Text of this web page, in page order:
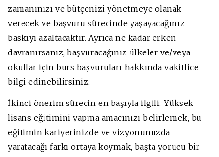
zamanınızı ve bütçenizi yönetmeye olanak
verecek ve başvuru sürecinde yaşayacağınız
baskıyı azaltacaktır. Ayrıca ne kadar erken
davranırsanız, başvuracağınız ülkeler ve/veya
okullar için burs başvuruları hakkında vakitlice
bilgi edinebilirsiniz.
İkinci önerim sürecin en başıyla ilgili. Yüksek
lisans eğitimini yapma amacınızı belirlemek, bu
eğitimin kariyerinizde ve vizyonunuzda
yaratacağı farkı ortaya koymak, başta yorucu bir